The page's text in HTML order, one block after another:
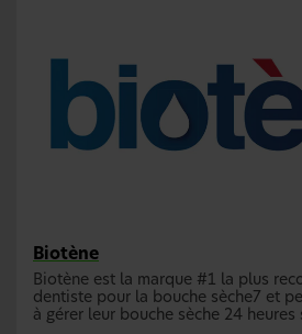
Biotène
Biotène est la marque #1 la plus
dentiste pour la bouche sèche7 et
à gérer leur bouche sèche 24 heures